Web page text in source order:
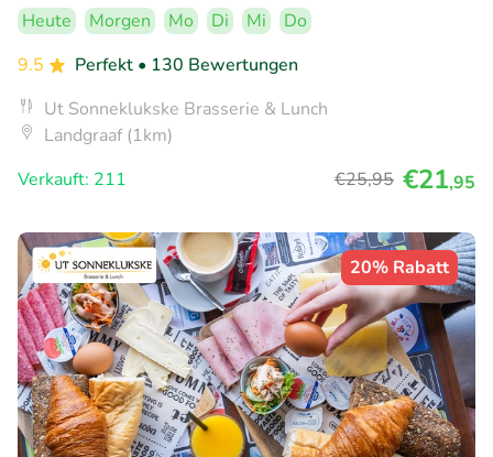
Heute Morgen Mo Di Mi
Do
9.5
Perfekt • 130 Bewertungen
Ut Sonneklukske Brasserie & Lunch
Landgraaf (1km)
Verkauft: 211
€25,95 €21,95
20% Rabatt